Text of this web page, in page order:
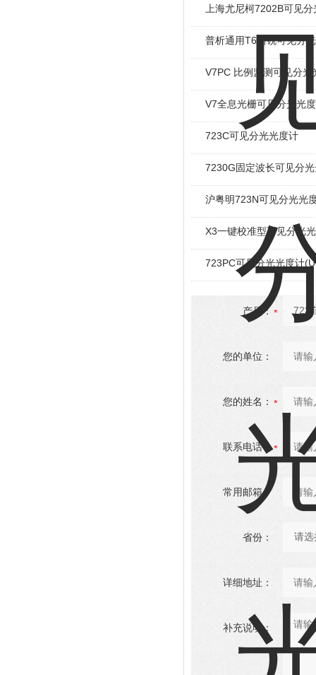
上海尤尼柯7202B可见
普析通用T6新锐可见分
V7PC 比例监测可见分光
V7全息光栅可见分光光
723C可见分光光度计
7230G固定波长可见分
沪粤明723N可见分光光
X3一键校准型可见分光
723PC可见分光光度计
产品：
您的单位：
您的姓名：
联系电话：
常用邮箱：
省份：
详细地址：
补充说明：